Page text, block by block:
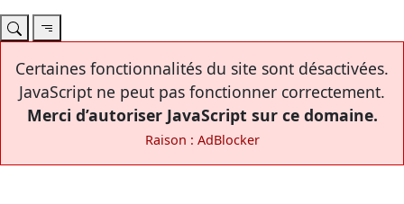
Certaines fonctionnalités du site sont désactivées.
JavaScript ne peut pas fonctionner correctement.
Merci d’autoriser JavaScript sur ce domaine.
Raison : AdBlocker